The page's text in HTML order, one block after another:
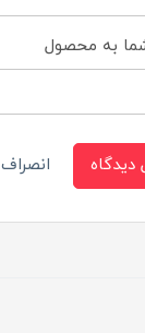
شما به محصول
دیدگاه انصراف